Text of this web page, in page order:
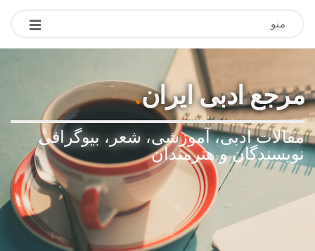
منو
مرجع ادبی ایران.
مقالات ادبی، آموزشی، شعر، بیوگرافی
نویسندگان و هنرمندان